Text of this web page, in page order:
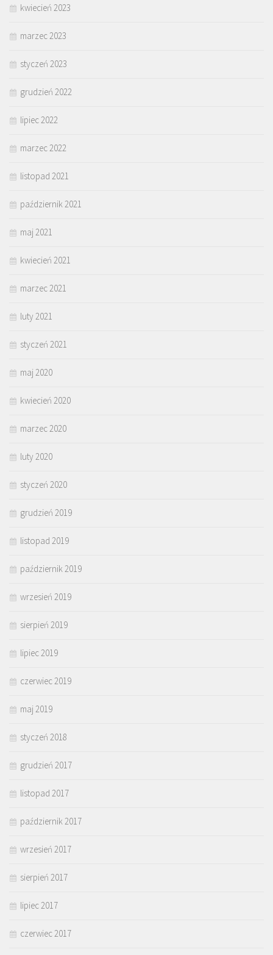
kwiecień 2023
marzec 2023
styczeń 2023
grudzień 2022
lipiec 2022
marzec 2022
listopad 2021
październik 2021
maj 2021
kwiecień 2021
marzec 2021
luty 2021
styczeń 2021
maj 2020
kwiecień 2020
marzec 2020
luty 2020
styczeń 2020
grudzień 2019
listopad 2019
październik 2019
wrzesień 2019
sierpień 2019
lipiec 2019
czerwiec 2019
maj 2019
styczeń 2018
grudzień 2017
listopad 2017
październik 2017
wrzesień 2017
sierpień 2017
lipiec 2017
czerwiec 2017